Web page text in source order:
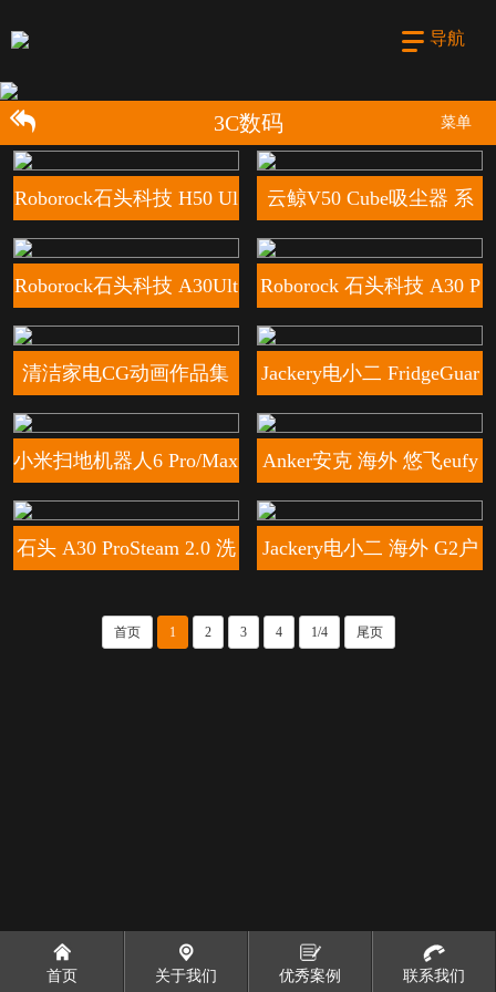
导航
3C数码 菜单
Roborock石头科技 H50 Ul
tra 吸尘器
Roborock石头科技 A30Ult
ra 泡沫洗
清洁家电CG动画作品集
小米扫地机器人6 Pro/Max
纯CG片
石头 A30 ProSteam 2.0 洗
地机产品TVC
云鲸V50 Cube吸尘器 系
列完整版
Roborock 石头科技 A30 P
ro 2.0洗地机
Jackery电小二 FridgeGuar
d冰箱卫士
Anker安克 海外 悠飞eufy
割草机
Jackery电小二 海外 G2户
首页 1 2 3 4 1/4 尾页
首页 关于我们 优秀案例 联系我们